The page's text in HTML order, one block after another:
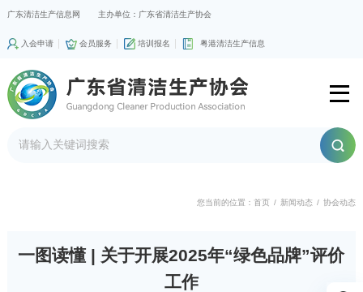
广东清洁生产信息网 主办单位：广东省清洁生产协会
入会申请 会员服务 培训报名 粤港清洁生产信息
您当前的位置：首页 / 新闻动态 / 协会动态
一图读懂 | 关于开展2025年“绿色品牌”评价
工作